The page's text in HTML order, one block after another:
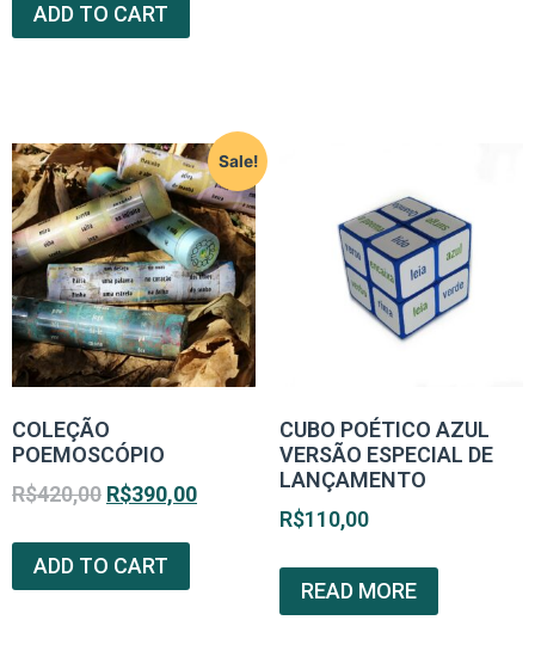
ADD TO CART
Sale!
COLEÇÃO
POEMOSCÓPIO
R$420,00 R$390,00
ADD TO CART
CUBO POÉTICO AZUL
VERSÃO ESPECIAL DE
LANÇAMENTO
R$110,00
READ MORE